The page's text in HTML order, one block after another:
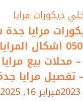
ديكورات
فوم
داخلية
جدة
0501986384
ديكورات
دهان
جدران
بجدة
–
ديكورات مرايا
مرايا
0501986384 اشكال
– محلات بيع مرايا
تفصيل مرايا
فبراير 16, 2025